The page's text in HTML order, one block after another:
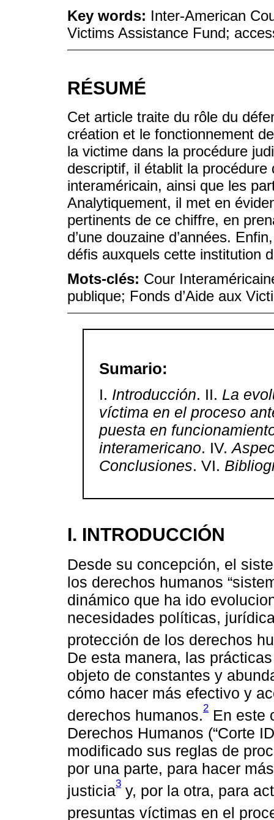
Key words: Inter-American
Victims Assistance Fund;
RÉSUMÉ
Cet article traite du rôle du
création et le fonctionnement
la victime dans la procédure
descriptif, il établit la procédure
interaméricain, ainsi que les
Analytiquement, il met en
pertinents de ce chiffre, en
d’une douzaine d’années.
défis auxquels cette institution
Mots-clés: Cour
publique; Fonds d’Aide aux
Sumario:
I. Introducción. II. La
víctima en el proceso
puesta en
interamericano. IV.
Conclusiones. VI.
I. INTRODUCCIÓN
Desde su concepción, el
los derechos humanos
dinámico que ha ido
necesidades políticas,
protección de los derechos
De esta manera, las
objeto de constantes y
cómo hacer más efectivo y
derechos humanos.2 En este
Derechos Humanos (“Corte
modificado sus reglas de
por una parte, para hacer
justicia3 y, por la otra, para
presuntas víctimas en el